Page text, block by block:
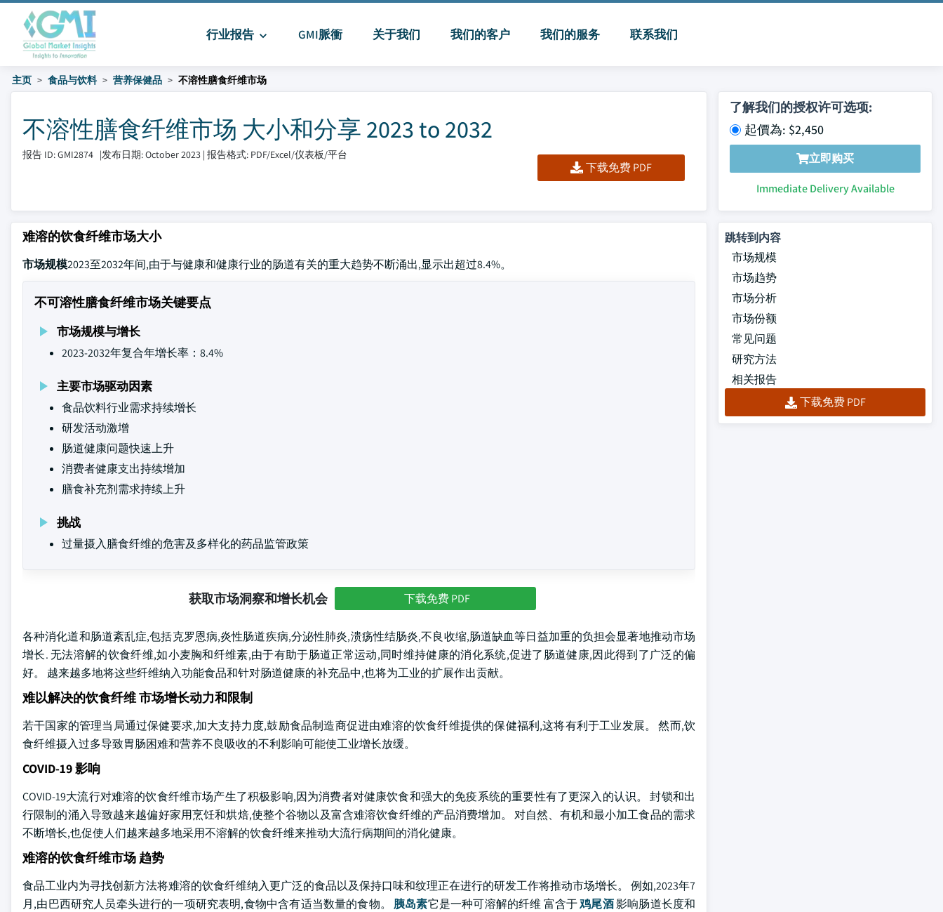
行业报告 GMI脈衝 关于我们 我们的客户 我们的服务 联系我们
主页 食品与饮料 营养保健品 不溶性膳食纤维市场
不溶性膳食纤维市场 大小和分享 2023 to 2032
报告 ID: GMI2874 |发布日期: October 2023 | 报告格式: PDF/Excel/仪表板/平台
下载免费 PDF
了解我们的授权许可选项:
起價為: $2,450
立即购买
Immediate Delivery Available
难溶的饮食纤维市场大小
市场规模2023至2032年间,由于与健康和健康行业的肠道有关的重大趋势不断涌出,显示出超过8.4%。
不可溶性膳食纤维市场关键要点
市场规模与增长
2023-2032年复合年增长率：8.4%
主要市场驱动因素
食品饮料行业需求持续增长
研发活动激增
肠道健康问题快速上升
消费者健康支出持续增加
膳食补充剂需求持续上升
挑战
过量摄入膳食纤维的危害及多样化的药品监管政策
获取市场洞察和增长机会 下载免费 PDF
各种消化道和肠道紊乱症,包括克罗恩病,炎性肠道疾病,分泌性肺炎,溃疡性结肠炎,不良收缩,肠道缺血等日益加重的负担会显著地推动市场
增长. 无法溶解的饮食纤维,如小麦胸和纤维素,由于有助于肠道正常运动,同时维持健康的消化系统,促进了肠道健康,因此得到了广泛的偏
好。 越来越多地将这些纤维纳入功能食品和针对肠道健康的补充品中,也将为工业的扩展作出贡献。
难以解决的饮食纤维 市场增长动力和限制
若干国家的管理当局通过保健要求,加大支持力度,鼓励食品制造商促进由难溶的饮食纤维提供的保健福利,这将有利于工业发展。 然而,饮
食纤维摄入过多导致胃肠困难和营养不良吸收的不利影响可能使工业增长放缓。
COVID-19 影响
COVID-19大流行对难溶的饮食纤维市场产生了积极影响,因为消费者对健康饮食和强大的免疫系统的重要性有了更深入的认识。 封锁和出
行限制的涌入导致越来越偏好家用烹饪和烘焙,使整个谷物以及富含难溶饮食纤维的产品消费增加。 对自然、有机和最小加工食品的需求
不断增长,也促使人们越来越多地采用不溶解的饮食纤维来推动大流行病期间的消化健康。
难溶的饮食纤维市场 趋势
食品工业内为寻找创新方法将难溶的饮食纤维纳入更广泛的食品以及保持口味和纹理正在进行的研发工作将推动市场增长。 例如,2023年7
月,由巴西研究人员牵头进行的一项研究表明,食物中含有适当数量的食物。 胰岛素它是一种可溶解的纤维 富含于鸡尾酒影响肠道长度和
跳转到内容
市场规模
市场趋势
市场分析
市场份额
常见问题
研究方法
相关报告
下载免费 PDF